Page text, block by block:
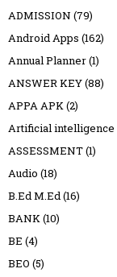
ADMISSION (79)
Android Apps (162)
Annual Planner(1)
ANSWER KEY(88)
APPA APK(2)
Artificial intelligence
ASSESSMENT(1)
Audio (18)
B.Ed M.Ed(16)
BANK(10)
BE (4)
BEO (5)